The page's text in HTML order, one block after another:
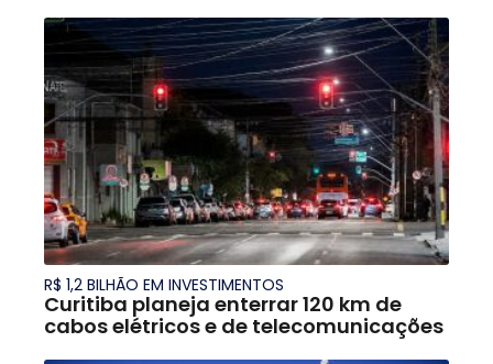
R$ 1,2 BILHÃO EM INVESTIMENTOS
Curitiba planeja enterrar 120 km de
cabos elétricos e de telecomunicações